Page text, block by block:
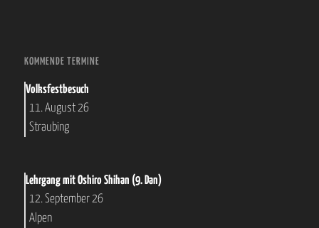
KOMMENDE TERMINE
Volksfestbesuch
11. August 26
Straubing
Lehrgang mit Oshiro Shihan (9. Dan)
12. September 26
Alpen